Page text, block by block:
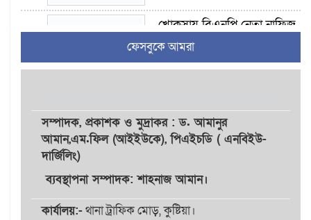
৪
খোকসায় বিএনপি নেতা নাফিজ
আহমেদ রাজুর ওপর সশস্ত্র
হামলা, গুরুতর আহত
নিক্ষেপকারীরা ‘জারজ সন্তান’:
আমির হামজা
শিক্ষককে ঘিরে দেশব্যাপী গোপন
তৎপরতার অভিযোগ/ তদন্তে
গঠিত হলো উচ্চপর্যায়ের কমিটি
ফেসবুকে আমরা
সম্পাদক, প্রকাশকওমুদ্রাকর: ড. আমানুর
আমান,এম.ফিল (আইইউকে), পিএইচডি ( এনবিইউ-
দার্জিলিং)
ব্যবস্থাপনা সম্পাদক: শাহনাজ আমান।
কার্যালয়:-থানা ট্রাফিক মোড়, কুষ্টিয়া।